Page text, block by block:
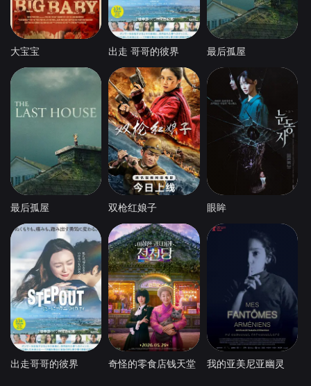
大宝宝 出走 哥哥的彼界 最后孤屋
最后孤屋 双枪红娘子 眼眸
出走哥哥的彼界 奇怪的零食店钱天堂 我的亚美尼亚幽灵